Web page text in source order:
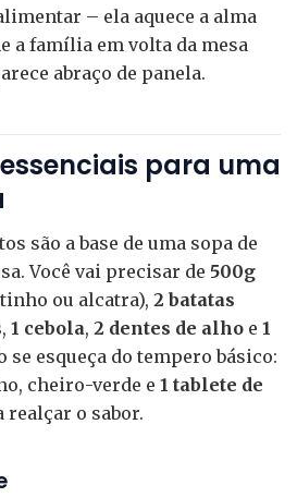
– ela aquece a alma
a família em volta da mesa
abraço de panela.
para uma
são a base de uma sopa de
Você vai precisar de 500g
ou alcatra), 2 batatas
, 1 cebola, 2 dentes de alho e 1
se esqueça do tempero básico:
cheiro-verde e 1 tablete de
realçar o sabor.